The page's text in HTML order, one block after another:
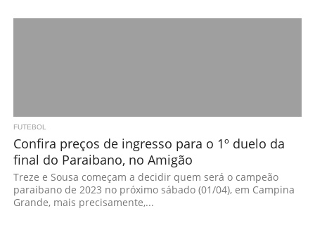
FUTEBOL
Confira preços de ingresso para o 1º duelo da
final do Paraibano, no Amigão
Treze e Sousa começam a decidir quem será o campeão
paraibano de 2023 no próximo sábado (01/04), em Campina
Grande, mais precisamente,...